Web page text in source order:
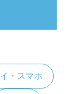
・スマホ